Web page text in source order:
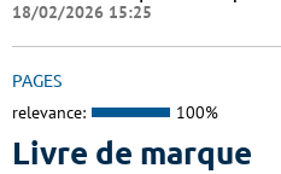
18/02/2026 15:25
PAGES
relevance: 100%
Livre de marque